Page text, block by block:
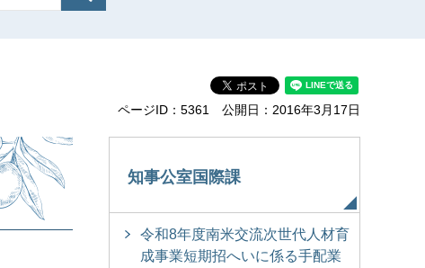
ページID：5361 公開日：2016年3月17日
知事公室国際課
令和8年度南米交流次世代人材育
成事業短期招へいに係る手配業